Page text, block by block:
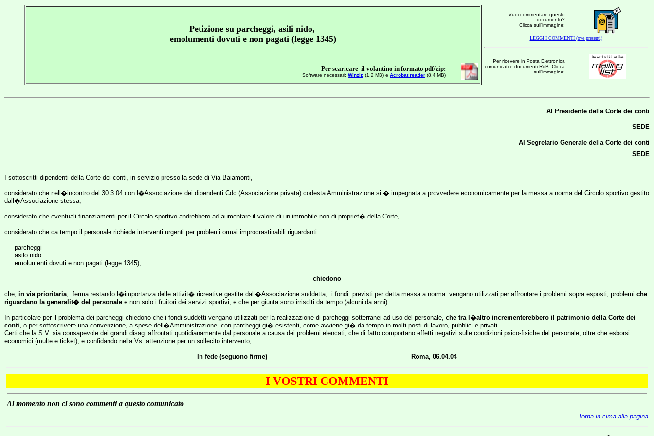
Petizione su parcheggi, asili nido,
emolumenti dovuti e non pagati (legge 1345)
Per scaricare il volantino in formato pdf/zip:
Software necessari: Winzip (1,2 MB) e Acrobat reader (8,4 MB)
Vuoi commentare questo
documento?
Clicca sull'immagine:
LEGGI I COMMENTI (ove presenti)
Per ricevere in Posta Elettronica
comunicati e documenti RdB. Clicca
sull'immagine:
Al Presidente della Corte dei conti
SEDE
Al Segretario Generale della Corte dei conti
SEDE
I sottoscritti dipendenti della Corte dei conti, in servizio presso la sede di Via Baiamonti,
considerato che nell�incontro del 30.3.04 con l�Associazione dei dipendenti Cdc (Associazione privata) codesta Amministrazione si � impegnata a provvedere economicamente per la messa a norma del Circolo sportivo gestito
dall�Associazione stessa,
considerato che eventuali finanziamenti per il Circolo sportivo andrebbero ad aumentare il valore di un immobile non di propriet� della Corte,
considerato che da tempo il personale richiede interventi urgenti per problemi ormai improcrastinabili riguardanti :
parcheggi
asilo nido
emolumenti dovuti e non pagati (legge 1345),
chiedono
che, in via prioritaria, ferma restando l�importanza delle attivit� ricreative gestite dall�Associazione suddetta, i fondi previsti per detta messa a norma vengano utilizzati per affrontare i problemi sopra esposti, problemi che
riguardano la generalit� del personale e non solo i fruitori dei servizi sportivi, e che per giunta sono irrisolti da tempo (alcuni da anni).
In particolare per il problema dei parcheggi chiedono che i fondi suddetti vengano utilizzati per la realizzazione di parcheggi sotterranei ad uso del personale, che tra l�altro incrementerebbero il patrimonio della Corte dei
conti, o per sottoscrivere una convenzione, a spese dell�Amministrazione, con parcheggi gi� esistenti, come avviene gi� da tempo in molti posti di lavoro, pubblici e privati.
Certi che la S.V. sia consapevole dei grandi disagi affrontati quotidianamente dal personale a causa dei problemi elencati, che di fatto comportano effetti negativi sulle condizioni psico-fisiche del personale, oltre che esborsi
economici (multe e ticket), e confidando nella Vs. attenzione per un sollecito intervento,
In fede (seguono firme) Roma, 06.04.04
I VOSTRI COMMENTI
Al momento non ci sono commenti a questo comunicato
Torna in cima alla pagina